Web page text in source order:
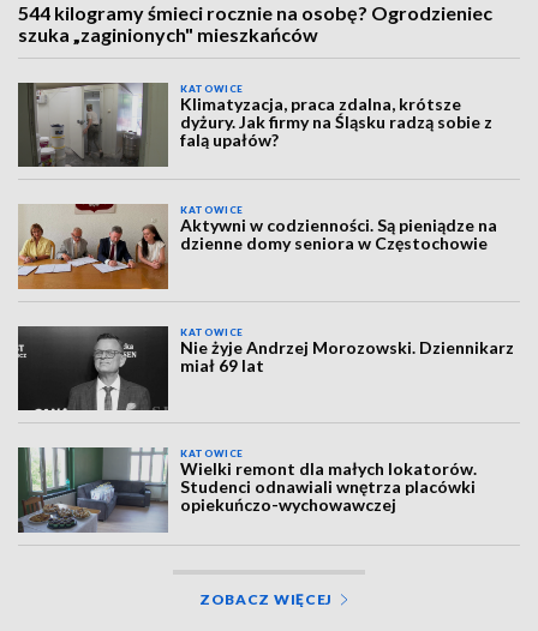
544 kilogramy śmieci rocznie na osobę? Ogrodzieniec
szuka „zaginionych" mieszkańców
KATOWICE
Klimatyzacja, praca zdalna, krótsze
dyżury. Jak firmy na Śląsku radzą sobie z
falą upałów?
KATOWICE
Aktywni w codzienności. Są pieniądze na
dzienne domy seniora w Częstochowie
KATOWICE
Nie żyje Andrzej Morozowski. Dziennikarz
miał 69 lat
KATOWICE
Wielki remont dla małych lokatorów.
Studenci odnawiali wnętrza placówki
opiekuńczo-wychowawczej
ZOBACZ WIĘCEJ